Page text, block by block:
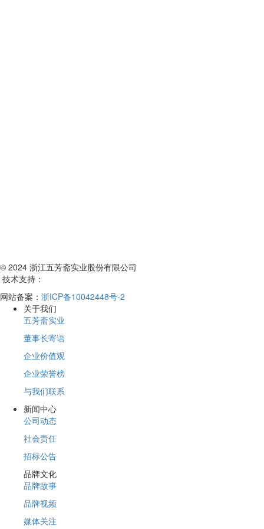
© 2024 浙江五芳斋实业股份有限公司
技术支持：
网站备案： 浙ICP备10042448号-2
关于我们
五芳斋实业
董事长寄语
企业价值观
企业荣誉榜
与我们联系
新闻中心
公司动态
社会责任
招标公告
品牌文化
品牌故事
品牌视频
媒体关注